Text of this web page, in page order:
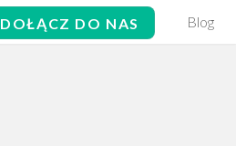
DOŁĄCZ DO NAS Blog